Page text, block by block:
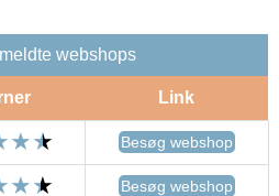
webshops
Link
Besøg webshop
Besøg webshop